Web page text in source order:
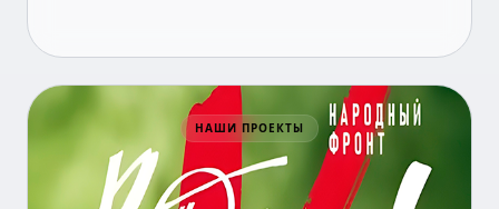
НАШИ ПРОЕКТЫ